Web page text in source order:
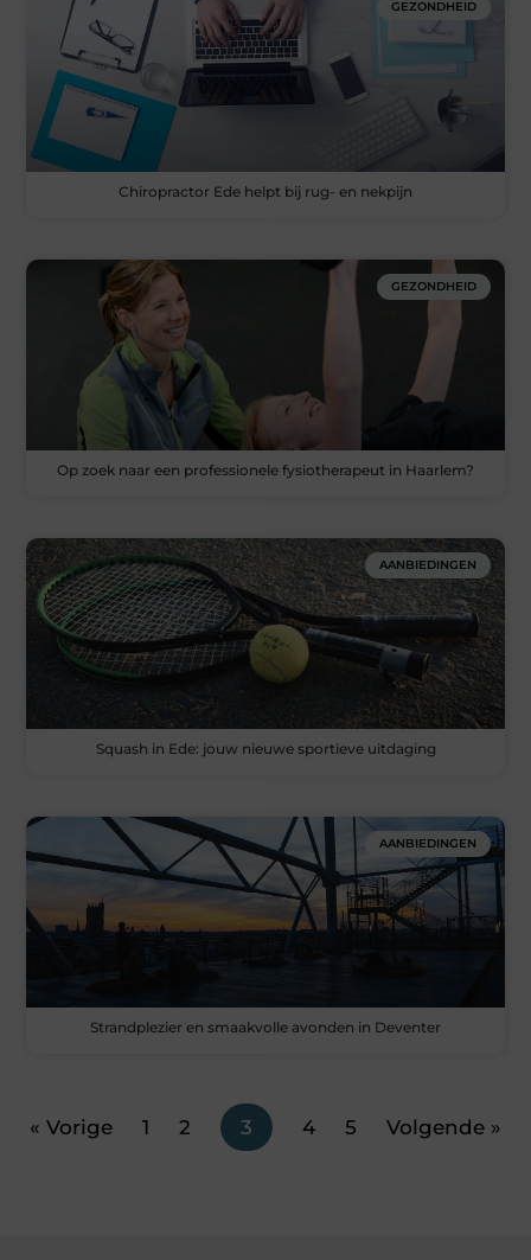
GEZONDHEID
Chiropractor Ede helpt bij rug- en nekpijn
GEZONDHEID
Op zoek naar een professionele fysiotherapeut in Haarlem?
AANBIEDINGEN
Squash in Ede: jouw nieuwe sportieve uitdaging
AANBIEDINGEN
Strandplezier en smaakvolle avonden in Deventer
« Vorige 1 2 3 4 5 Volgende »